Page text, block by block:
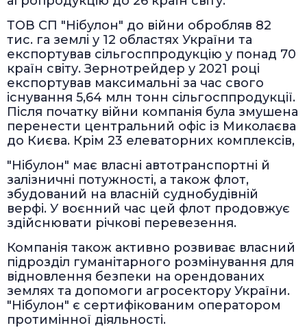
ТОВ СП "Нібулон" до війни обробляв 82
тис. га землі у 12 областях України та
експортував сільгосппродукцію у понад 70
країн світу. Зернотрейдер у 2021 році
експортував максимальні за час свого
існування 5,64 млн тонн сільгосппродукції.
Після початку війни компанія була змушена
перенести центральний офіс із Миколаєва
до Києва. Крім 23 елеваторних комплексів,
"Нібулон" має власні автотранспортні й
залізничні потужності, а також флот,
збудований на власній суднобудівній
верфі. У воєнний час цей флот продовжує
здійснювати річкові перевезення.
Компанія також активно розвиває власний
підрозділ гуманітарного розмінування для
відновлення безпеки на орендованих
землях та допомоги агросектору України.
"Нібулон" є сертифікованим оператором
протимінної діяльності.